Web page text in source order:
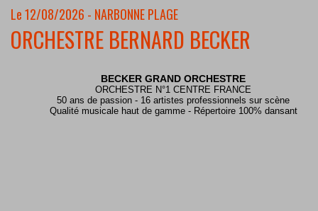
Le 12/08/2026 - NARBONNE PLAGE
ORCHESTRE BERNARD BECKER
BECKER GRAND ORCHESTRE
ORCHESTRE N°1 CENTRE FRANCE
50 ans de passion - 16 artistes professionnels sur scène
Qualité musicale haut de gamme - Répertoire 100% dansant